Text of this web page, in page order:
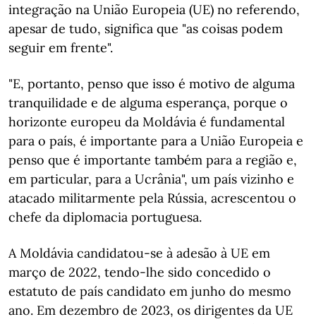
integração na União Europeia (UE) no referendo,
apesar de tudo, significa que "as coisas podem
seguir em frente".
"E, portanto, penso que isso é motivo de alguma
tranquilidade e de alguma esperança, porque o
horizonte europeu da Moldávia é fundamental
para o país, é importante para a União Europeia e
penso que é importante também para a região e,
em particular, para a Ucrânia", um país vizinho e
atacado militarmente pela Rússia, acrescentou o
chefe da diplomacia portuguesa.
A Moldávia candidatou-se à adesão à UE em
março de 2022, tendo-lhe sido concedido o
estatuto de país candidato em junho do mesmo
ano. Em dezembro de 2023, os dirigentes da UE